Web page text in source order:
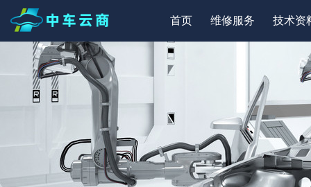
首页 维修服务 技术资